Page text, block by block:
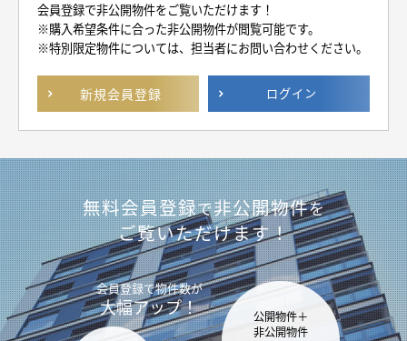
会員登録で非公開物件をご覧いただけます！
※購入希望条件に合った非公開物件が閲覧可能です。
※特別限定物件については、担当者にお問い合わせください。
新規会員登録 ログイン
無料会員登録で非公開物件を
ご覧いただけます！
会員登録で物件数が
大幅アップ！
公開物件＋
非公開物件